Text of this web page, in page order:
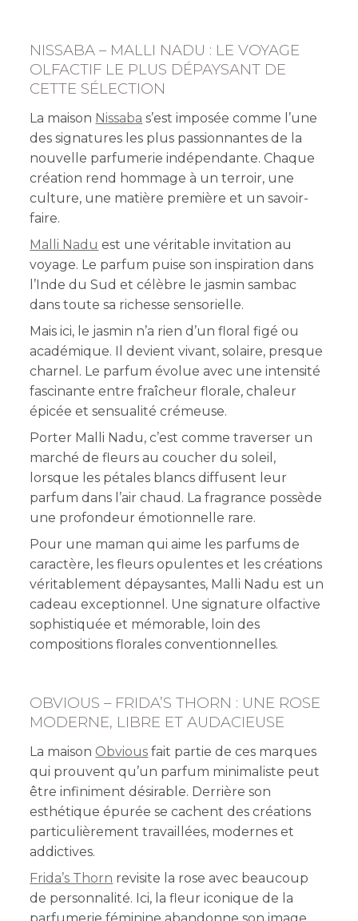
NISSABA – MALLI NADU : LE VOYAGE
OLFACTIF LE PLUS DÉPAYSANT DE
CETTE SÉLECTION
La maison Nissaba s’est imposée comme l’une
des signatures les plus passionnantes de la
nouvelle parfumerie indépendante. Chaque
création rend hommage à un terroir, une
culture, une matière première et un savoir-
faire.
Malli Nadu est une véritable invitation au
voyage. Le parfum puise son inspiration dans
l’Inde du Sud et célèbre le jasmin sambac
dans toute sa richesse sensorielle.
Mais ici, le jasmin n’a rien d’un floral figé ou
académique. Il devient vivant, solaire, presque
charnel. Le parfum évolue avec une intensité
fascinante entre fraîcheur florale, chaleur
épicée et sensualité crémeuse.
Porter Malli Nadu, c’est comme traverser un
marché de fleurs au coucher du soleil,
lorsque les pétales blancs diffusent leur
parfum dans l’air chaud. La fragrance possède
une profondeur émotionnelle rare.
Pour une maman qui aime les parfums de
caractère, les fleurs opulentes et les créations
véritablement dépaysantes, Malli Nadu est un
cadeau exceptionnel. Une signature olfactive
sophistiquée et mémorable, loin des
compositions florales conventionnelles.
OBVIOUS – FRIDA’S THORN : UNE ROSE
MODERNE, LIBRE ET AUDACIEUSE
La maison Obvious fait partie de ces marques
qui prouvent qu’un parfum minimaliste peut
être infiniment désirable. Derrière son
esthétique épurée se cachent des créations
particulièrement travaillées, modernes et
addictives.
Frida’s Thorn revisite la rose avec beaucoup
de personnalité. Ici, la fleur iconique de la
parfumerie féminine abandonne son image